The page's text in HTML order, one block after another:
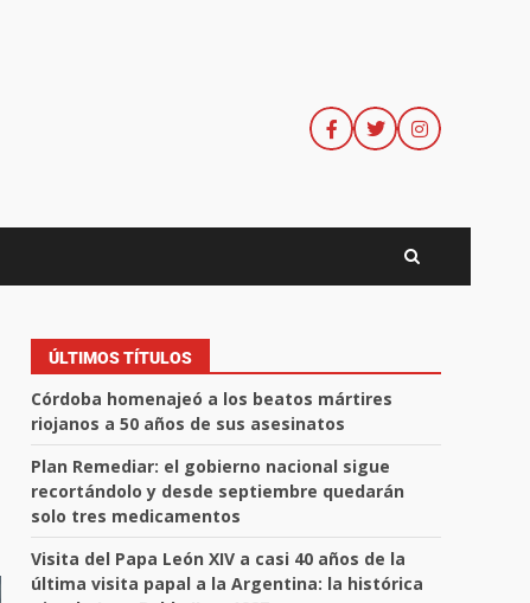
ÚLTIMOS TÍTULOS
Córdoba homenajeó a los beatos mártires
riojanos a 50 años de sus asesinatos
Plan Remediar: el gobierno nacional sigue
recortándolo y desde septiembre quedarán
solo tres medicamentos
Visita del Papa León XIV a casi 40 años de la
última visita papal a la Argentina: la histórica